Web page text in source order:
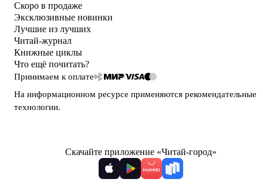
Скоро в продаже
Эксклюзивные новинки
Лучшие из лучших
Читай-журнал
Книжные циклы
Что ещё почитать?
Принимаем к оплате
На информационном ресурсе применяются рекомендательные
технологии.
Скачайте приложение «Читай-город»